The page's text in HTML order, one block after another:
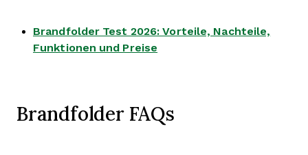
Brandfolder Test 2026: Vorteile, Nachteile,
Funktionen und Preise
Brandfolder FAQs